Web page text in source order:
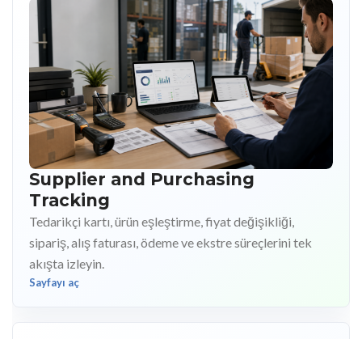
Supplier and Purchasing
Tracking
Tedarikçi kartı, ürün eşleştirme, fiyat değişikliği,
sipariş, alış faturası, ödeme ve ekstre süreçlerini tek
akışta izleyin.
Sayfayı aç